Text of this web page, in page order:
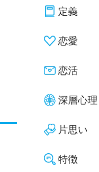
定義
恋愛
恋活
深層心理
片思い
特徴